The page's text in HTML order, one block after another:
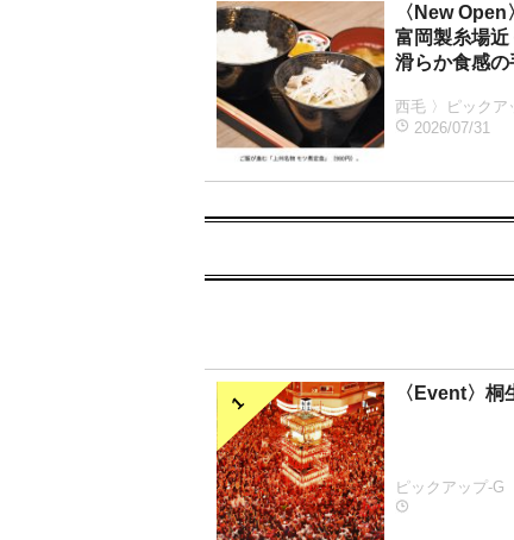
〈New Open
富岡製糸場
滑らか食感
西毛 〉ピックア
2026/07/31
〈Event〉桐
ピックアップ-G